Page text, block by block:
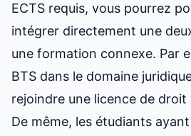
ECTS requis, vous pourrez
intégrer directement une
une formation connexe. Par
BTS dans le domaine
rejoindre une licence de droit
De même, les étudiants